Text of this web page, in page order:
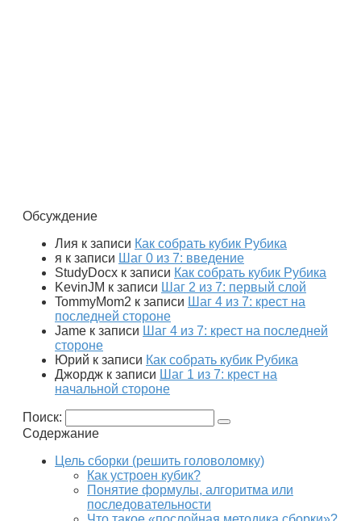
Обсуждение
Лия к записи Как собрать кубик Рубика
я к записи Шаг 0 из 7: введение
StudyDocx к записи Как собрать кубик Рубика
KevinJM к записи Шаг 2 из 7: первый слой
TommyMom2 к записи Шаг 4 из 7: крест на
последней стороне
Jame к записи Шаг 4 из 7: крест на последней
стороне
Юрий к записи Как собрать кубик Рубика
Джордж к записи Шаг 1 из 7: крест на
начальной стороне
Поиск:
Содержание
Цель сборки (решить головоломку)
Как устроен кубик?
Понятие формулы, алгоритма или
последовательности